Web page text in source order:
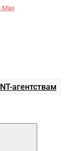
агентствам